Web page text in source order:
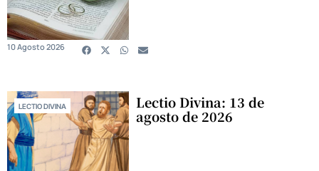
10 Agosto 2026
LECTIO DIVINA Lectio Divina: 13 de
agosto de 2026